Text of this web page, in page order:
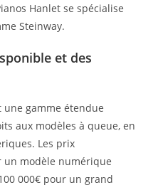
Hanlet se spécialise
Steinway.
et des
une gamme étendue
aux modèles à queue, en
Les prix
un modèle numérique
000€ pour un grand